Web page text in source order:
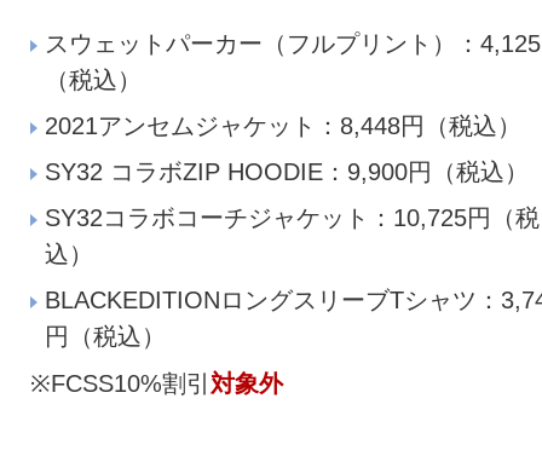
スウェットパーカー（フルプリント）：
（税込）
2021アンセムジャケット：8,448円（税込）
SY32 コラボZIP HOODIE：9,900円（税込）
SY32コラボコーチジャケット：10,725円（税
込）
BLACKEDITIONロングスリーブTシャツ：
円（税込）
※FCSS10%割引 対象外